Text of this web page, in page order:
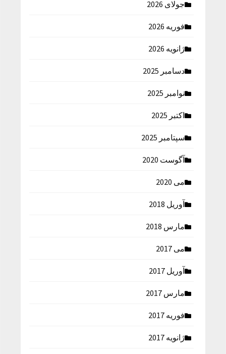
جولای 2026
فوریه 2026
ژانویه 2026
دسامبر 2025
نوامبر 2025
اکتبر 2025
سپتامبر 2025
آگوست 2020
می 2020
آوریل 2018
مارس 2018
می 2017
آوریل 2017
مارس 2017
فوریه 2017
ژانویه 2017